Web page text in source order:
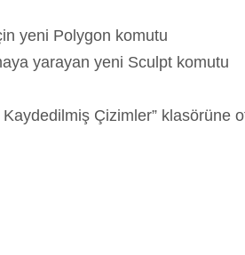
yeni Polygon komutu
yarayan yeni Sculpt komutu
Çizimler” klasörüne